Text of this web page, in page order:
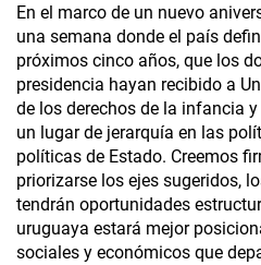
En el marco de un nuevo
una semana donde el país
próximos cinco años, que los
presidencia hayan recibido a
de los derechos de la infancia
un lugar de jerarquía en las
políticas de Estado. Creemos
priorizarse los ejes sugeridos,
tendrán oportunidades
uruguaya estará mejor
sociales y económicos que